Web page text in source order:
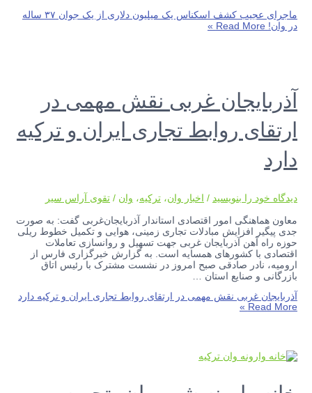
ماجرای عجیب کشف اسکناس یک میلیون دلاری از یک جوان ۳۷ ساله
در وان!
آذربایجان غربی نقش مهمی در
ارتقای روابط تجاری ایران و ترکیه
دارد
دیدگاه‌ خود را بنویسید / اخبار وان،ترکیه، وان /تقوی آراس سیر
معاون هماهنگی امور اقتصادی استاندار آذربایجان‌غربی گفت: به صورت
جدی پیگیر افزایش مبادلات تجاری زمینی، هوایی و تکمیل خطوط ریلی
حوزه راه آهن آذربایجان غربی جهت تسهیل و روانسازی تعاملات
اقتصادی با کشورهای همسایه است. به گزارش خبرگزاری فارس از
ارومیه، نادر صادقی صبح امروز در نشست مشترک با رئیس اتاق
بازرگانی و صنایع استان …
آذربایجان غربی نقش مهمی در ارتقای روابط تجاری ایران و ترکیه دارد
Read More »